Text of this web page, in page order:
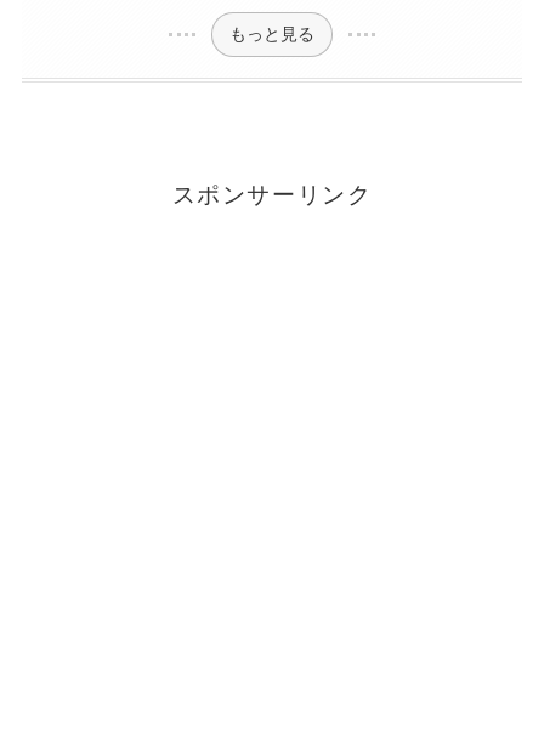
もっと見る
スポンサーリンク